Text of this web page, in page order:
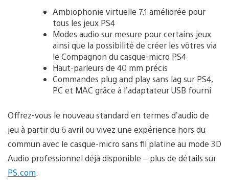
Ambiophonie virtuelle 7.1 améliorée pour
tous les jeux PS4
Modes audio sur mesure pour certains jeux
ainsi que la possibilité de créer les vôtres via
le Compagnon du casque-micro PS4
Haut-parleurs de 40 mm précis
Commandes plug and play sans lag sur PS4,
PC et MAC grâce à l’adaptateur USB fourni
Offrez-vous le nouveau standard en termes d’audio de
jeu à partir du 6 avril ou vivez une expérience hors du
commun avec le casque-micro sans fil platine au mode 3D
Audio professionnel déjà disponible – plus de détails sur
PS.com